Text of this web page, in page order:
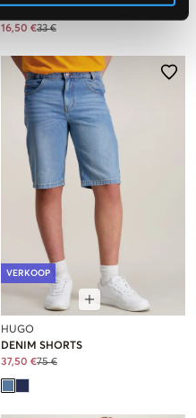
16,50 €33 €
VERKOOP
HUGO
DENIM SHORTS
37,50 €75 €